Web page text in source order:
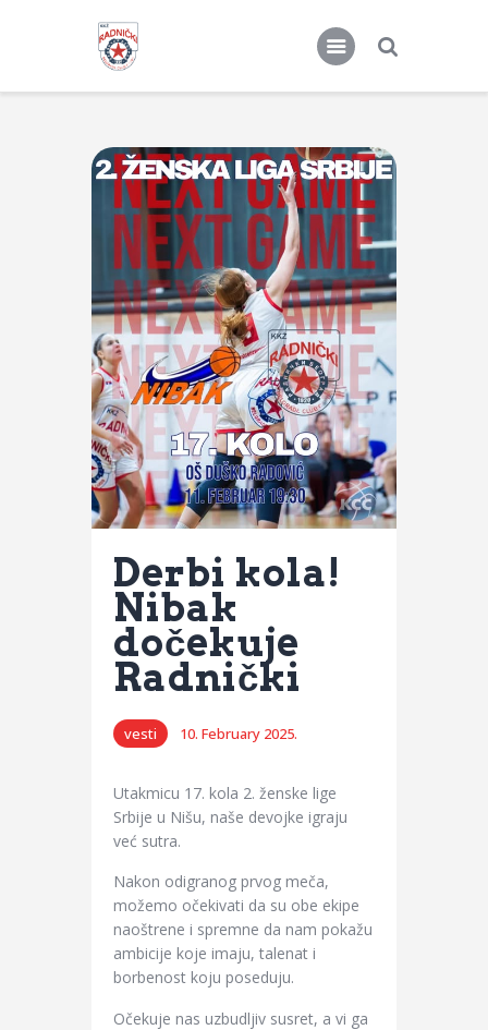
KKŽ Radnički
Seniorke
Novosti
Kontakt
Derbi kola!
Nibak
dočekuje
Radnički
vesti 10. February 2025.
Utakmicu 17. kola 2. ženske lige
Srbije u Nišu, naše devojke igraju
već sutra.
Nakon odigranog prvog meča,
možemo očekivati da su obe ekipe
naoštrene i spremne da nam pokažu
ambicije koje imaju, talenat i
borbenost koju poseduju.
Očekuje nas uzbudljiv susret, a vi ga